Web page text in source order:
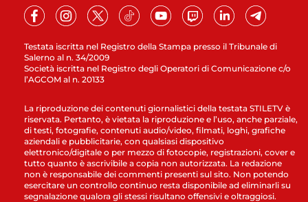
Testata iscritta nel Registro della Stampa presso il Tribunale di
Salerno al n. 34/2009
Società iscritta nel Registro degli Operatori di Comunicazione c/o
l’AGCOM al n. 20133
La riproduzione dei contenuti giornalistici della testata STILETV è
riservata. Pertanto, è vietata la riproduzione e l’uso, anche parziale,
di testi, fotografie, contenuti audio/video, filmati, loghi, grafiche
aziendali e pubblicitarie, con qualsiasi dispositivo
elettronico/digitale o per mezzo di fotocopie, registrazioni, cover e
tutto quanto è ascrivibile a copia non autorizzata. La redazione
non è responsabile dei commenti presenti sul sito. Non potendo
esercitare un controllo continuo resta disponibile ad eliminarli su
segnalazione qualora gli stessi risultano offensivi e oltraggiosi.